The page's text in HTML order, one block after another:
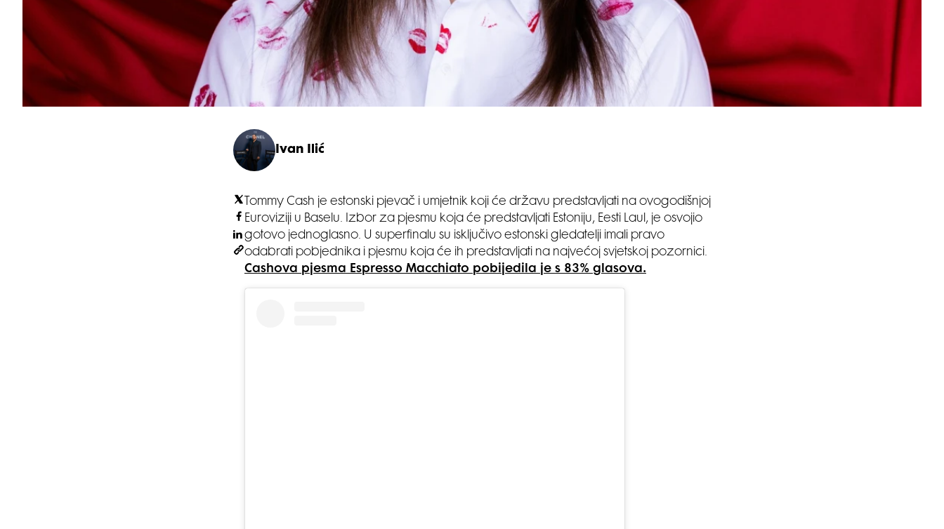
Ivan Ilić
Tommy Cash je estonski pjevač i umjetnik koji će državu predstavljati na ovogodišnjoj
Euroviziji u Baselu. Izbor za pjesmu koja će predstavljati Estoniju, Eesti Laul, je osvojio
gotovo jednoglasno. U superfinalu su isključivo estonski gledatelji imali pravo
odabrati pobjednika i pjesmu koja će ih predstavljati na najvećoj svjetskoj pozornici.
Cashova pjesma Espresso Macchiato pobijedila je s 83% glasova.